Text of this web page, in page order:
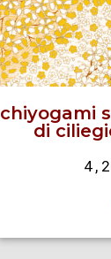
chiyogami
di